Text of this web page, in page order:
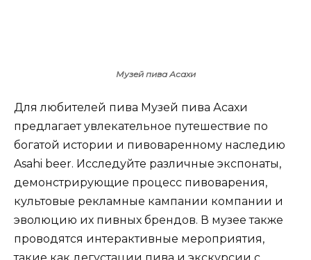
Музей пива Асахи
Для любителей пива Музей пива Асахи
предлагает увлекательное путешествие по
богатой истории и пивоваренному наследию
Asahi beer. Исследуйте различные экспонаты,
демонстрирующие процесс пивоварения,
культовые рекламные кампании компании и
эволюцию их пивных брендов. В музее также
проводятся интерактивные мероприятия,